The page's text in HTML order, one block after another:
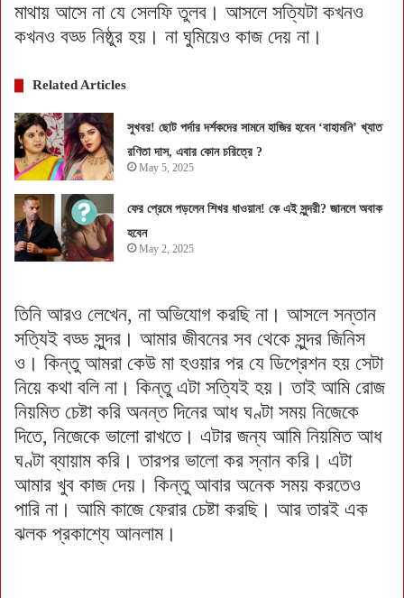
মাথায় আসে না যে সেলফি তুলব। আসলে সত্যিটা কখনও
কখনও বড্ড নিষ্ঠুর হয়। না ঘুমিয়েও কাজ দেয় না।
Related Articles
সুখবর! ছোট পর্দার দর্শকদের সামনে হাজির হবেন ‘বাহামনি’ খ্যাত
রণিতা দাস, এবার কোন চরিত্রে ?
May 5, 2025
ফের প্রেমে পড়লেন শিখর ধাওয়ান! কে এই সুন্দরী? জানলে অবাক
হবেন
May 2, 2025
তিনি আরও লেখেন, না অভিযোগ করছি না। আসলে সন্তান
সত্যিই বড্ড সুন্দর। আমার জীবনের সব থেকে সুন্দর জিনিস
ও। কিন্তু আমরা কেউ মা হওয়ার পর যে ডিপ্রেশন হয় সেটা
নিয়ে কথা বলি না। কিন্তু এটা সত্যিই হয়। তাই আমি রোজ
নিয়মিত চেষ্টা করি অনন্ত দিনের আধ ঘণ্টা সময় নিজেকে
দিতে, নিজেকে ভালো রাখতে। এটার জন্য আমি নিয়মিত আধ
ঘণ্টা ব্যায়াম করি। তারপর ভালো কর স্নান করি। এটা
আমার খুব কাজ দেয়। কিন্তু আবার অনেক সময় করতেও
পারি না। আমি কাজে ফেরার চেষ্টা করছি। আর তারই এক
ঝলক প্রকাশ্যে আনলাম।